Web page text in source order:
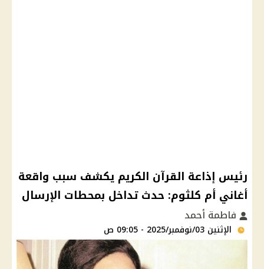
رئيس إذاعة القرآن الكريم يكشف سبب واقعة
أغاني أم كلثوم: حدث تداخل بمحطات الإرسال
فاطمة أحمد
الإثنين 03/نوفمبر/2025 - 09:05 ص